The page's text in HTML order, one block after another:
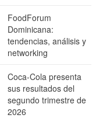
FoodForum
Dominicana:
tendencias, análisis y
networking
Coca-Cola presenta
sus resultados del
segundo trimestre de
2026